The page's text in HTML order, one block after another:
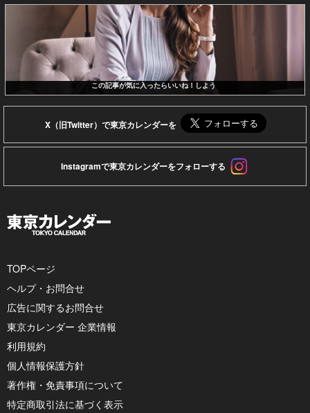
この記事が気に入ったらいいね！しよう
X（旧Twitter）で東京カレンダーを
Instagramで東京カレンダーをフォローする
TOPページ
ヘルプ・お問合せ
広告に関するお問合せ
東京カレンダー 企業情報
利用規約
個人情報保護方針
著作権・免責事項について
特定商取引法に基づく表示